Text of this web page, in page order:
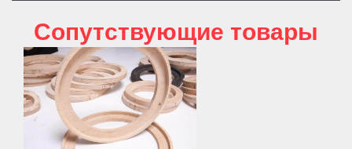
Cопутствующие товары